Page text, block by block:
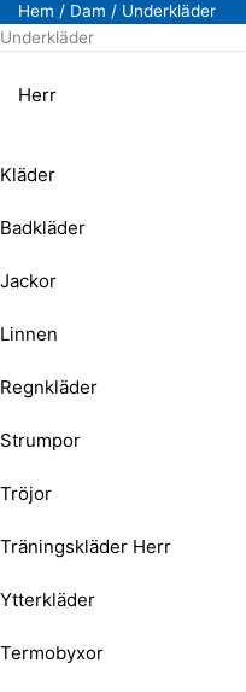
Hem / Dam / Underkläder
Underkläder
Herr
Kläder
Badkläder
Jackor
Linnen
Regnkläder
Strumpor
Tröjor
Träningskläder Herr
Ytterkläder
Termobyxor